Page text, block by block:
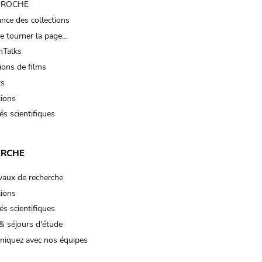
des collections
tourner la page…
de films
scientifiques
de recherche
scientifiques
séjours d'étude
avec nos équipes